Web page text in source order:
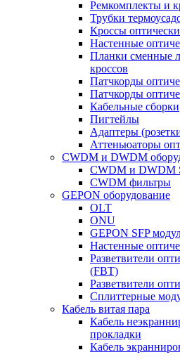
Ремкомплекты и
Трубки
Кроссы
Настенные
Планки сменные
кроссов
Патчкорды
Патчкорды
Кабельные сборки
Пигтейлы
Адаптеры
Аттеньюаторы
CWDM и DWDM
CWDM и DWDM
CWDM фильтры
GEPON оборудование
OLT
ONU
GEPON SFP
Настенные
Разветвители
(FBT)
Разветвители
Сплиттерные
Кабель витая пара
Кабель
прокладки
Кабель